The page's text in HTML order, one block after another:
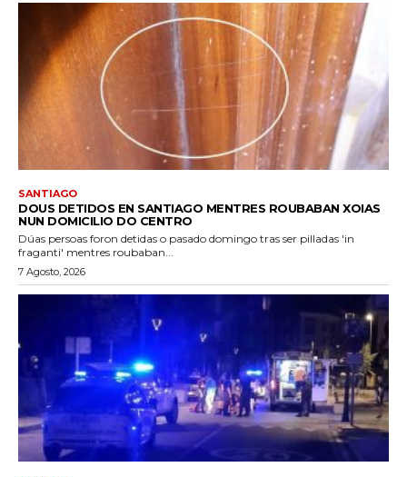
SANTIAGO
DOUS DETIDOS EN SANTIAGO MENTRES ROUBABAN XOIAS
NUN DOMICILIO DO CENTRO
Dúas persoas foron detidas o pasado domingo tras ser pilladas 'in
fraganti' mentres roubaban...
7 Agosto, 2026